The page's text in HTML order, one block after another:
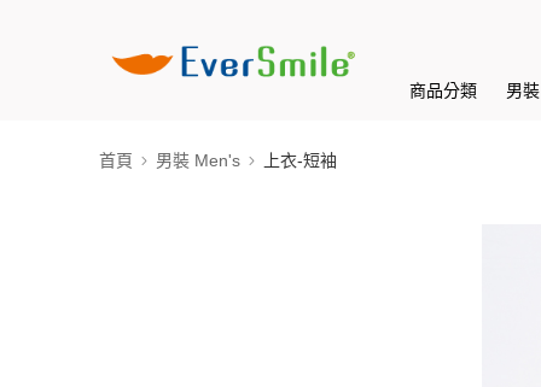
商品分類 男
首頁 男裝 Men's 上衣-短袖